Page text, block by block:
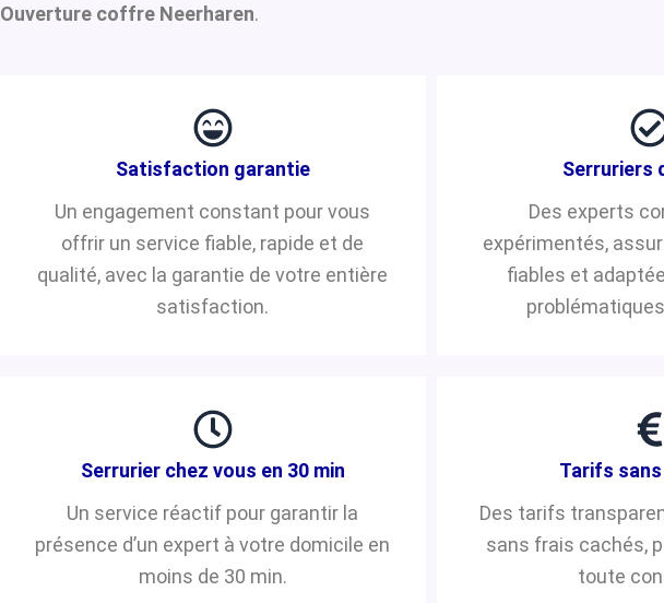
Ouverture coffre Neerharen.
Satisfaction garantie
Un engagement constant pour vous
offrir un service fiable, rapide et de
qualité, avec la garantie de votre entière
satisfaction.
Serruriers
Des experts
expérimentés,
fiables et
Serrurier chez vous en 30 min
Un service réactif pour garantir la
présence d’un expert à votre domicile en
moins de 30 min.
Tarifs
Des tarifs
sans frais cachés,
toute